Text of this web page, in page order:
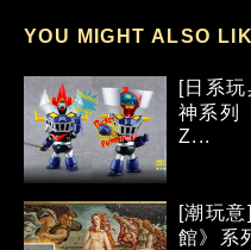
YOU MIGHT ALSO
[日系
神系列
Z...
[潮玩
館》系